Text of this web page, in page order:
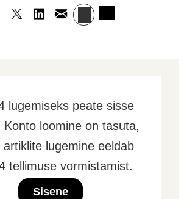
lugemiseks peate sisse
Konto loomine on tasuta,
artiklite lugemine eeldab
tellimuse vormistamist.
Sisene